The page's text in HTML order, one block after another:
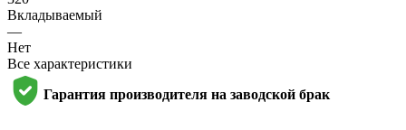
Вкладываемый
—
Нет
Все характеристики
Гарантия производителя на заводской брак